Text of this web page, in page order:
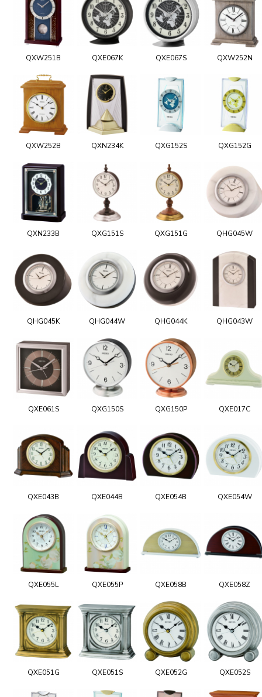
QXW251B QXE067K QXE067S QXW252N
QXW252B QXN234K QXG152S QXG152G
QXN233B QXG151S QXG151G QHG045W
QHG045K QHG044W QHG044K QHG043W
QXE061S QXG150S QXG150P QXE017C
QXE043B QXE044B QXE054B QXE054W
QXE055L QXE055P QXE058B QXE058Z
QXE051G QXE051S QXE052G QXE052S